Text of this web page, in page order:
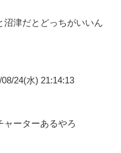
津だとどっちがいいん
24(水) 21:14:13
ャーターあるやろ